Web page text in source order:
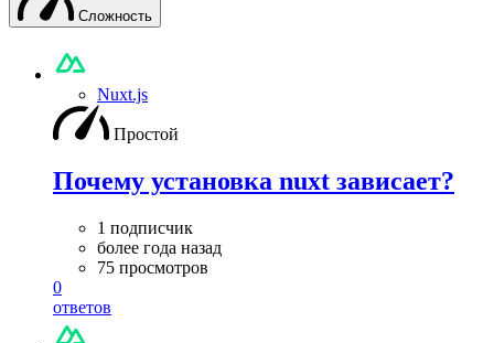
Сложность
Nuxt.js
Простой
Почему установка nuxt зависает?
1 подписчик
более года назад
75 просмотров
0
ответов